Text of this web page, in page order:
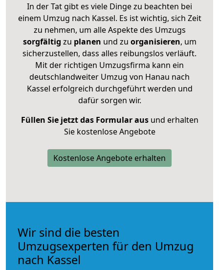
In der Tat gibt es viele Dinge zu beachten bei
einem Umzug nach Kassel. Es ist wichtig, sich Zeit
zu nehmen, um alle Aspekte des Umzugs
sorgfältig zu planen und zu organisieren, um
sicherzustellen, dass alles reibungslos verläuft.
Mit der richtigen Umzugsfirma kann ein
deutschlandweiter Umzug von Hanau nach
Kassel erfolgreich durchgeführt werden und
dafür sorgen wir.
Füllen Sie jetzt das Formular ausund erhalten
Sie kostenlose Angebote
Kostenlose Angebote erhalten
Wir sind die besten
Umzugsexperten für den Umzug
nach Kassel